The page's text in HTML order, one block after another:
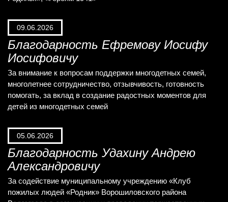
09.06.2026
Благодарность Ефремову Иосифу
Иосифовичу
За внимание к вопросам поддержки многодетных семей,
многолетнее сотрудничество, отзывчивость, готовность
помогать, за вклад в создание радостных моментов для
детей из многодетных семей
05.06.2026
Благодарность Удахину Андрею
Александровичу
За содействие муниципальному учреждению «Клуб
пожилых людей «Родник» Ворошиловского района